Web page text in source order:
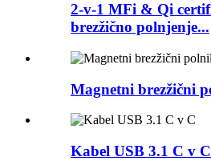
2-v-1 MFi & Qi
brezžično polnjenje...
Magnetni brezžični
Kabel USB 3.1 C v C